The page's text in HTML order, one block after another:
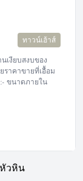
ทาวน์เฮ้าส์
เงียบสงบของ
ราคาขายที่เอื้อม
ขนาดภายใน